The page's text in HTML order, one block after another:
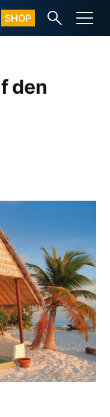
SHOP
den